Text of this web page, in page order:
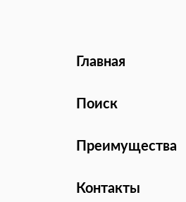
Главная
Поиск
Преимущества
Контакты